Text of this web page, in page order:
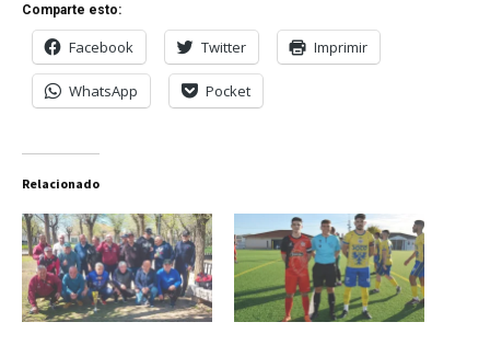
Comparte esto:
Facebook Twitter Imprimir
WhatsApp Pocket
Relacionado